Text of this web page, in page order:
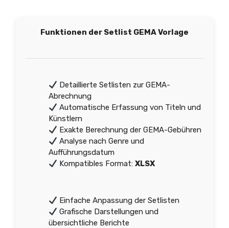
Funktionen der Setlist GEMA Vorlage
Detaillierte Setlisten zur GEMA-
Abrechnung
Automatische Erfassung von Titeln und
Künstlern
Exakte Berechnung der GEMA-Gebühren
Analyse nach Genre und
Aufführungsdatum
Kompatibles Format:XLSX
Einfache Anpassung der Setlisten
Grafische Darstellungen und
übersichtliche Berichte